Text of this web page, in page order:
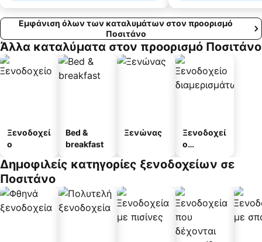
Εμφάνιση όλων των καταλυμάτων στον προορισμό
Ποσιτάνο
Άλλα καταλύματα στον προορισμό Ποσιτάνο
Ξενοδοχεί
ο
Bed &
breakfast
Ξενώνας
Ξενοδοχεί
ο
άτων
Δημοφιλείς κατηγορίες ξενοδοχείων σε
Ποσιτάνο